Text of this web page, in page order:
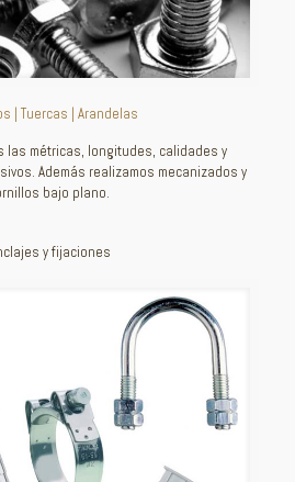
| Tuercas | Arandelas
las métricas, longitudes, calidades y
Además realizamos mecanizados y
bajo plano.
y fijaciones